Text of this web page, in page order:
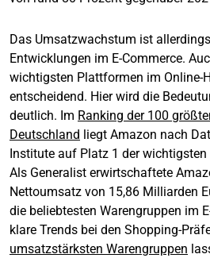
Das Umsatzwachstum ist
Entwicklungen im E-Commerce.
wichtigsten Plattformen im Online-
entscheidend. Hier wird die
deutlich. Im Ranking der 100
Deutschland liegt Amazon nach
Institute auf Platz 1 der
Als Generalist erwirtschaftete
Nettoumsatz von 15,86 Milliarden
die beliebtesten Warengruppen im
klare Trends bei den Shopping-
umsatzstärksten Warengruppen